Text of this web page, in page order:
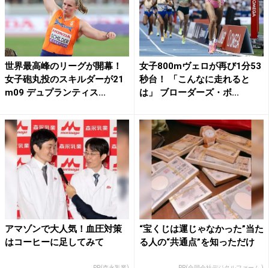
世界最高峰のリーグが開幕！
女子砲丸投のスキルダーが21
m09 デュプランティス...
女子800mヴェロが再び1分53
秒台！ 「こんなに走れると
は」 ブローダーズ・ボ...
アマゾンで大人気！血圧対策
はコーヒーに足してみて
“宝くじは運じゃなかった”当た
る人の“共通点”を知っただけ